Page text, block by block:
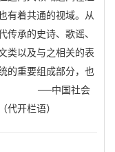
有着共通的视域。从
传承的史诗、歌谣、
类以及与之相关的表
的重要组成部分，也
──中国社会
代开栏语）